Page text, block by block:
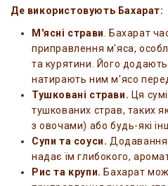
Де використовують Бахарат:
М'ясні страви
. Бахарат
приправлення м'яса,
та курятини. Його
натирають ним м'ясо
Тушковані страви. Ця
тушкованих страв, таких
з овочами) або будь-які
Супи та соуси. Додавання
надає їм глибокого,
Рис та крупи. Бахарат